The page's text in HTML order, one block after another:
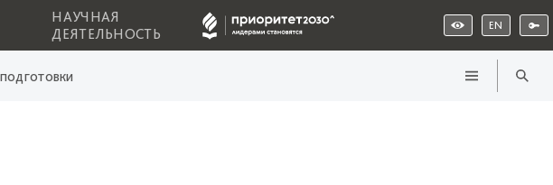
НАУЧНАЯ
ДЕЯТЕЛЬНОСТЬ
EN